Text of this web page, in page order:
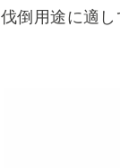
伐倒用途に適し